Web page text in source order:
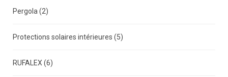
Pergola (2)
Protections solaires intérieures (5)
RUFALEX (6)